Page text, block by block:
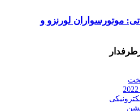
موتورسواران لورنزو و